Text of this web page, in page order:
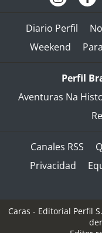
Diario Perfil
Weekend
Perfil
Aventuras Na
Canales RSS
Privacidad
Caras - Editorial Perfil